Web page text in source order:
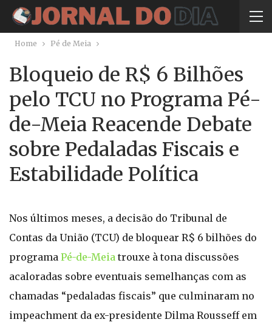
Home Pé de Meia
Bloqueio de R$ 6 Bilhões
pelo TCU no Programa Pé-
de-Meia Reacende Debate
sobre Pedaladas Fiscais e
Estabilidade Política
Nos últimos meses, a decisão do Tribunal de
Contas da União (TCU) de bloquear R$ 6 bilhões do
programa Pé-de-Meia trouxe à tona discussões
acaloradas sobre eventuais semelhanças com as
chamadas “pedaladas fiscais” que culminaram no
impeachment da ex-presidente Dilma Rousseff em